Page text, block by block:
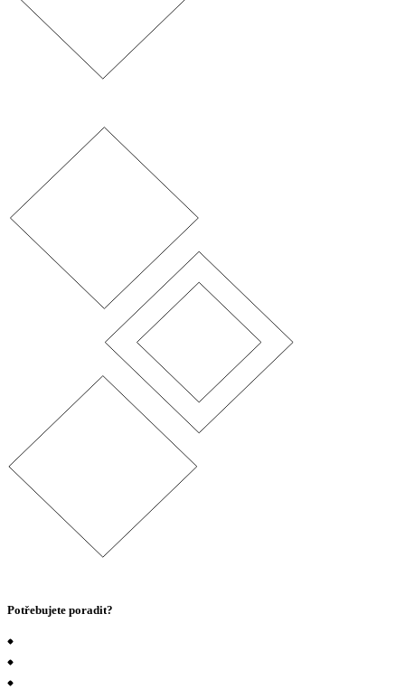
Potřebujete poradit?